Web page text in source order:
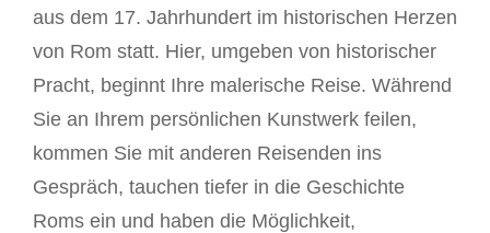
aus dem 17. Jahrhundert im historischen Herzen
von Rom statt. Hier, umgeben von historischer
Pracht, beginnt Ihre malerische Reise. Während
Sie an Ihrem persönlichen Kunstwerk feilen,
kommen Sie mit anderen Reisenden ins
Gespräch, tauchen tiefer in die Geschichte
Roms ein und haben die Möglichkeit,